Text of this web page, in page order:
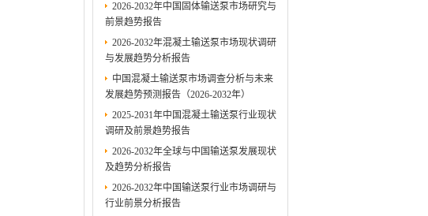
2026-2032年中国固体输送泵市场研究与
前景趋势报告
2026-2032年混凝土输送泵市场现状调研
与发展趋势分析报告
中国混凝土输送泵市场调查分析与未来
发展趋势预测报告（2026-2032年）
2025-2031年中国混凝土输送泵行业现状
调研及前景趋势报告
2026-2032年全球与中国输送泵发展现状
及趋势分析报告
2026-2032年中国输送泵行业市场调研与
行业前景分析报告